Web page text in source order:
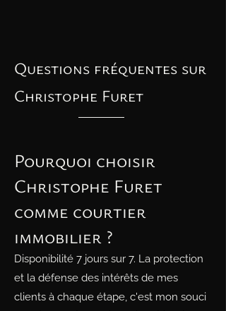
Questions fréquentes sur
Christophe Furet
Pourquoi choisir
Christophe Furet
comme courtier
immobilier ?
Disponibilité 7 jours sur 7. La protection
et la défense des intérêts de mes
clients à chaque étape, c'est mon souci